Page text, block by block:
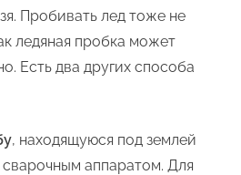
Пробивать лед тоже не
ледяная пробка может
Есть два других способа
, находящуюся под землей
аппаратом. Для